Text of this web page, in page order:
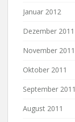
Januar 2012
Dezember 2011
November 2011
Oktober 2011
September 2011
August 2011